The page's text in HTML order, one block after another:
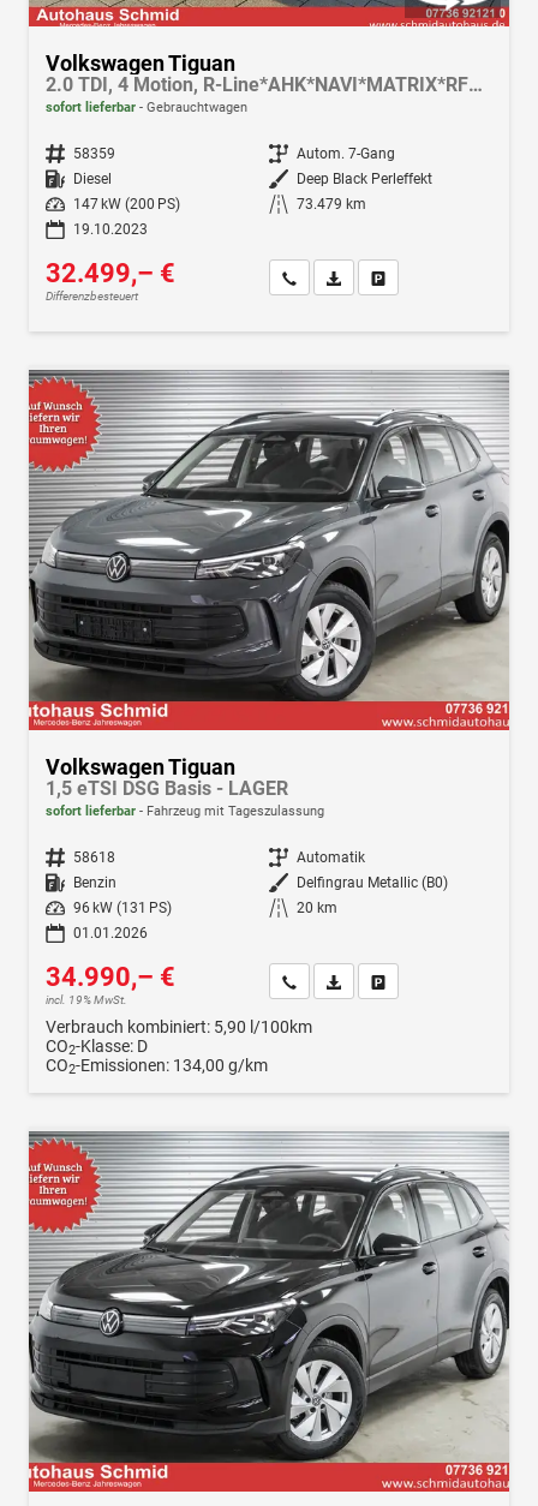
Volkswagen Tiguan
2.0 TDI, 4 Motion, R-Line*AHK*NAVI*MATRIX*RFK*19LM*ACC* 8 fach bereift
sofort lieferbar Gebrauchtwagen
Fahrzeugnr. 58359 Getriebe Autom. 7-Gang
Kraftstoff Diesel Außenfarbe Deep Black Perleffekt
Leistung
147 kW (200 PS) Kilometerstand 73.479 km
19.10.2023
32.499,– €
Differenzbesteuert
Wir rufen Sie anFahrzeugexposé (PDF)
Volkswagen Tiguan
1,5 eTSI DSG Basis - LAGER
sofort lieferbar Fahrzeug mit Tageszulassung
Fahrzeugnr. 58618 Getriebe Automatik
Kraftstoff Benzin Außenfarbe Delfingrau Metallic (B0)
Leistung
96 kW (131 PS) Kilometerstand 20 km
01.01.2026
34.990,– €
incl. 19% MwSt.
Wir rufen Sie anFahrzeugexposé (PDF)
Verbrauch kombiniert: 5,90 l/100km
CO2-Klasse: D
CO2-Emissionen: 134,00 g/km